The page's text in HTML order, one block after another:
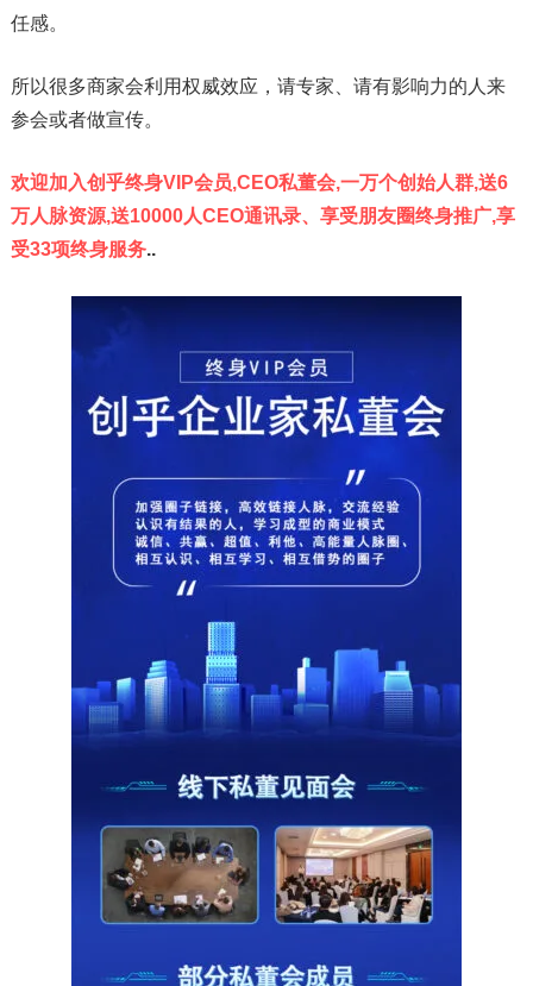
任感。
所以很多商家会利用权威效应，请专家、请有影响力的人来
参会或者做宣传。
欢迎加入创乎终身VIP会员,CEO私董会,一万个创始人群,送6
万人‮脉‬资源,送10000人CEO通讯录、享受朋友圈终身推广,享
受33项终身服务‎..